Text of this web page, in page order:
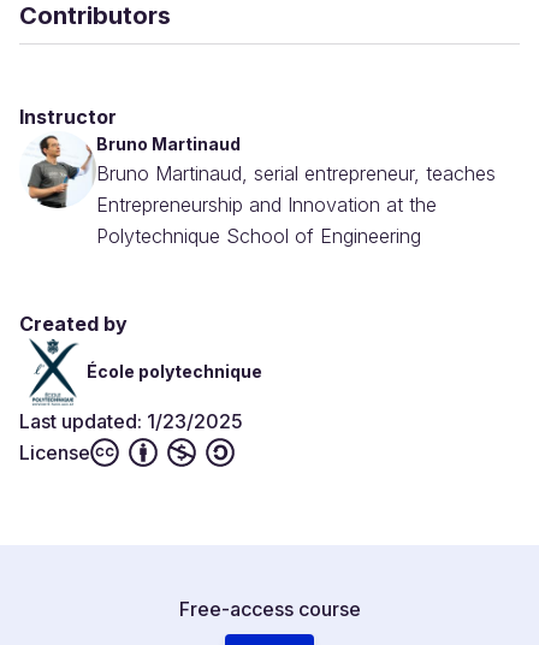
Contributors
Instructor
Bruno Martinaud
Bruno Martinaud, serial entrepreneur, teaches
Entrepreneurship and Innovation at the
Polytechnique School of Engineering
Created by
École polytechnique
Last updated: 1/23/2025
License
Free-access course